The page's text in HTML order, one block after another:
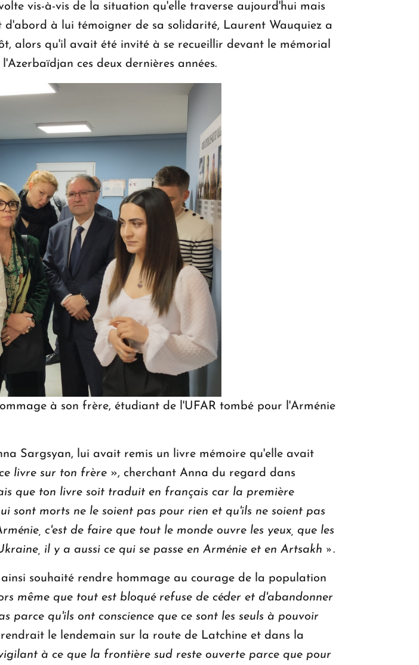
vis-à-vis de la situation qu'elle traverse aujourd'hui mais
d'abord à lui témoigner de sa solidarité, Laurent Wauquiez a
alors qu'il avait été invité à se recueillir devant le mémorial
ces deux dernières années.
à son frère, étudiant de l'UFAR tombé pour l'Arménie
Sargsyan, lui avait remis un livre mémoire qu'elle avait
livre sur ton frère », cherchant Anna du regard dans
que ton livre soit traduit en français car la première
sont morts ne le soient pas pour rien et qu'ils ne soient pas
c'est de faire que tout le monde ouvre les yeux, que les
il y a aussi ce qui se passe en Arménie et en Artsakh ».
souhaité rendre hommage au courage de la population
même que tout est bloqué refuse de céder et d'abandonner
qu'ils ont conscience que ce sont les seuls à pouvoir
le lendemain sur la route de Latchine et dans la
à ce que la frontière sud reste ouverte parce que pour